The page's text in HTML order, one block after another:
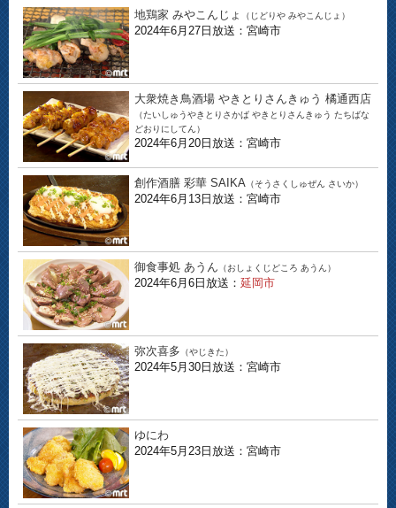
地鶏家 みやこんじょ （じどりや みやこんじょ）
2024年6月27日放送：宮崎市
大衆焼き鳥酒場 やきとりさんきゅう 橘通西店
（たいしゅうやきとりさかば やきとりさんきゅう たちばな
どおりにしてん）
2024年6月20日放送：宮崎市
創作酒膳 彩華 SAIKA （そうさくしゅぜん さいか）
2024年6月13日放送：宮崎市
御食事処 あうん （おしょくじどころ あうん）
2024年6月6日放送： 延岡市
弥次喜多 （やじきた）
2024年5月30日放送：宮崎市
ゆにわ
2024年5月23日放送：宮崎市